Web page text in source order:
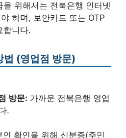
을 위해서는 전북은행 인터넷
하며, 보안카드 또는 OTP
합니다.
법 (영업점 방문)
방문: 가까운 전북은행 영업
.
인 확인을 위해 신분증(주민